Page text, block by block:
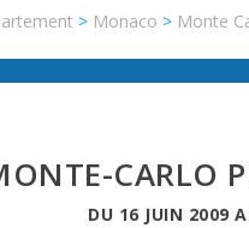
> Monaco > Monte
CARLO
DU 16 JUIN 2009